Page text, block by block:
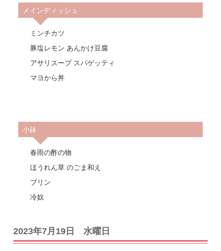
メインディッシュ
ミンチカツ
豚塩レモン あんかけ豆腐
アサリスープ スパゲッティ
マヨから丼
小鉢
春雨の酢の物
ほうれん草 のごま和え
プリン
冷奴
2023年7月19日 水曜日